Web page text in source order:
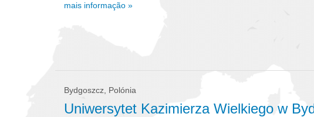
mais informação »
Bydgoszcz, Polónia
Uniwersytet Kazimierza Wielkiego w